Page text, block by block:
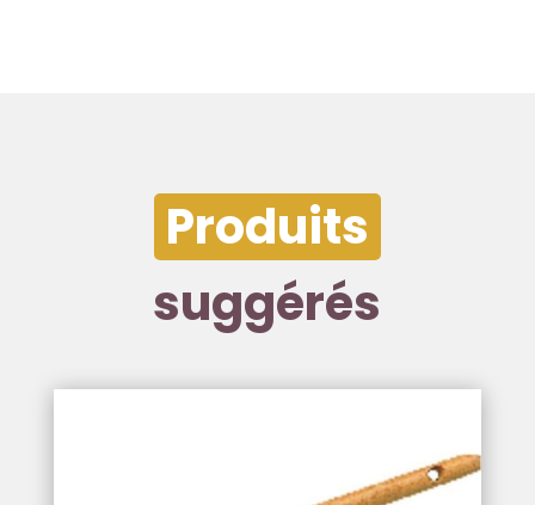
Produits
suggérés